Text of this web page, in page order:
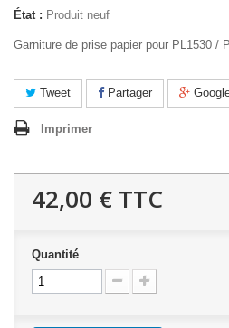
État : Produit neuf
Garniture de prise papier pour PL1530 /
Tweet Partager
Imprimer
42,00 € TTC
Quantité